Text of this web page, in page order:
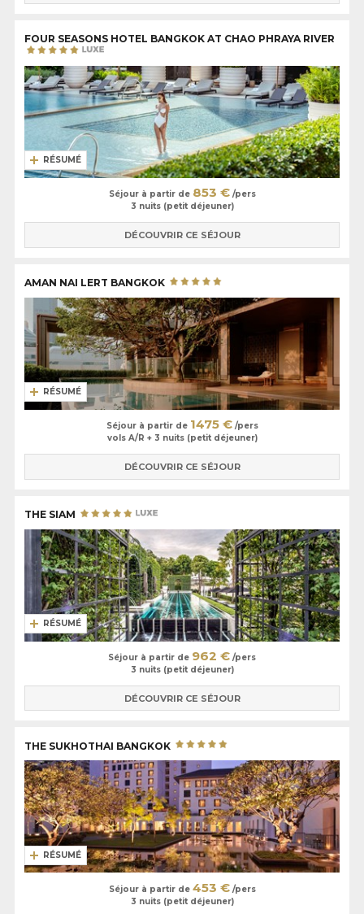
FOUR SEASONS HOTEL BANGKOK AT CHAO PHRAYA RIVER
RÉSUMÉ
Séjour à partir de 853 €/pers
3 nuits (petit déjeuner)
DÉCOUVRIR CE SÉJOUR
AMAN NAI LERT BANGKOK
RÉSUMÉ
Séjour à partir de 1475 €/pers
vols A/R + 3 nuits (petit déjeuner)
DÉCOUVRIR CE SÉJOUR
THE SIAM
RÉSUMÉ
Séjour à partir de 962 € /pers
3 nuits (petit déjeuner)
DÉCOUVRIR CE SÉJOUR
THE SUKHOTHAI BANGKOK
RÉSUMÉ
Séjour à partir de 453 €/pers
3 nuits (petit déjeuner)